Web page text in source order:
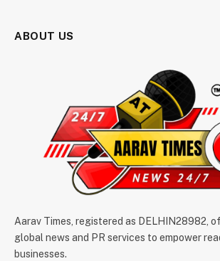
ABOUT US
Aarav Times, registered as DELHIN28982,
global news and PR services to empower
businesses.